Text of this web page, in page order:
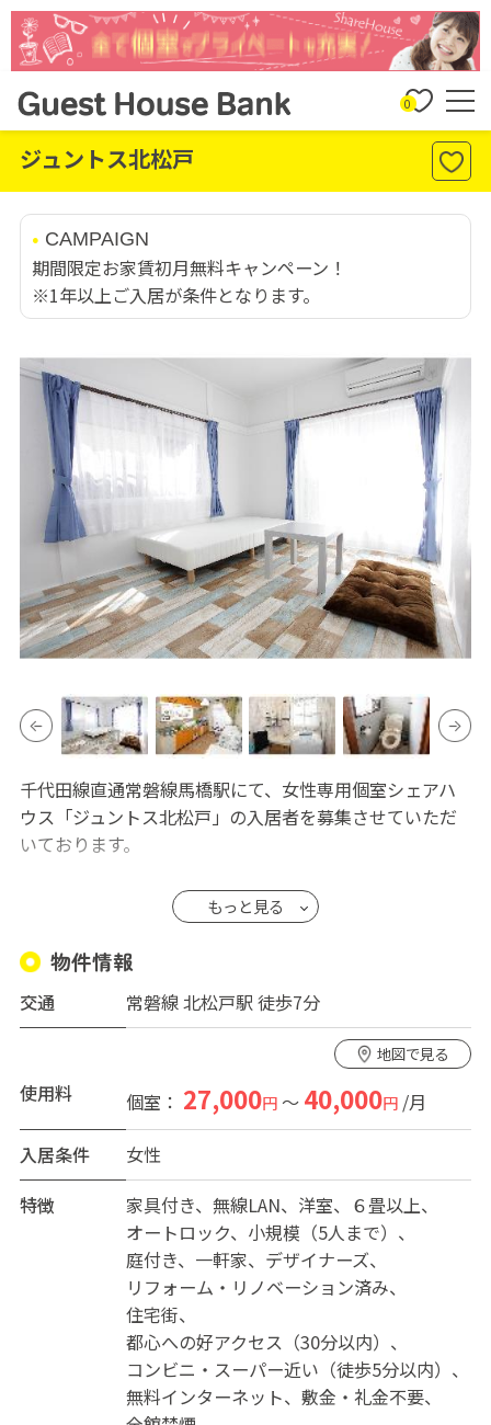
0
ジュントス北松戸
CAMPAIGN
期間限定お家賃初月無料キャンペーン！
※1年以上ご入居が条件となります。
千代田線直通常磐線馬橋駅にて、女性専用個室シェアハ
ウス「ジュントス北松戸」の入居者を募集させていただ
いております。
都心に近いながらも落ち着いた環境の中にあり、それで
いてオートロック等のセキュリティにも配慮を施し、安
心して長く住みたいと思ってもらえるようなシェアハウ
スをイメージして作りました。
それでいて仕事や趣味などの生活を充実できるよう地域
で一番安い賃料にし、家族のようなシェアメイト達と快
適に、楽しく過ごせる実家に帰ったような温かい環境作
りをこころがけております。
管理やルールを厳しくすることよりも、入居者同士の信
頼関係の上で心地よい日常生活が送れるよう、サポート
させていただきたいと思っています。
【おススメポイント】
入居者5人の女性専用シェアハウスです。手軽にご入居頂
けるように、備品をご用意致しております。
「共有部分」・・・大型テレビ、大型冷蔵庫、コンロ、
電子レンジ、ケトル、食器各種、風呂、シャワールー
ム、リビング器具一式、コンロ、食器さらにトイレ、洗
濯機、等「各人個室」・・・机、椅子、ベッド、クロー
もっと見る
物件情報
交通 常磐線 北松戸駅 徒歩7分
地図で見る
使用料 個室： 27,000円～ 40,000円/月
入居条件
女性
特徴
家具付き 無線LAN 洋室
６畳以上
オートロック
小規模（5人まで）
庭付き
一軒家
デザイナーズ
リフォーム・リノベーション済み
住宅街
都心への好アクセス（30分以内）
コンビニ・スーパー近い（徒歩5分以内）
無料インターネット
敷金・礼金不要